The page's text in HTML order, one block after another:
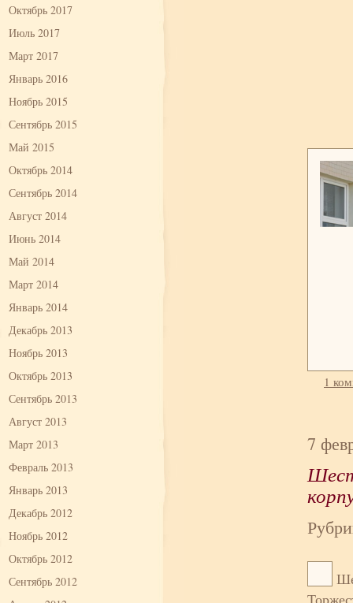
Октябрь 2017
Июль 2017
Март 2017
Январь 2016
Ноябрь 2015
Сентябрь 2015
Май 2015
Октябрь 2014
Сентябрь 2014
Август 2014
Июнь 2014
Май 2014
Март 2014
Январь 2014
Декабрь 2013
Ноябрь 2013
Октябрь 2013
Сентябрь 2013
Август 2013
Март 2013
Февраль 2013
Январь 2013
Декабрь 2012
Ноябрь 2012
Октябрь 2012
Сентябрь 2012
1
7